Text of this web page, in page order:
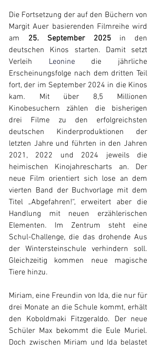
Die Fortsetzung der auf den Büchern von
Margit Auer basierenden Filmreihe wird
am 25. September 2025 in den
deutschen Kinos starten. Damit setzt
Verleih Leonine die jährliche
Erscheinungsfolge nach dem dritten Teil
fort, der im September 2024 in die Kinos
kam. Mit über 8,5 Millionen
Kinobesuchern zählen die bisherigen
drei Filme zu den erfolgreichsten
deutschen Kinderproduktionen der
letzten Jahre und führten in den Jahren
2021, 2022 und 2024 jeweils die
heimischen Kinojahrescharts an. Der
neue Film orientiert sich lose an dem
vierten Band der Buchvorlage mit dem
Titel „Abgefahren!“, erweitert aber die
Handlung mit neuen erzählerischen
Elementen. Im Zentrum steht eine
Schul-Challenge, die das drohende Aus
der Wintersteinschule verhindern soll.
Gleichzeitig kommen neue magische
Tiere hinzu.
Miriam, eine Freundin von Ida, die nur für
drei Monate an die Schule kommt, erhält
den Koboldmaki Fitzgeraldo. Der neue
Schüler Max bekommt die Eule Muriel.
Doch zwischen Miriam und Ida belastet